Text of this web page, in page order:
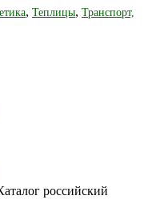
, Теплицы, Транспорт,
российский